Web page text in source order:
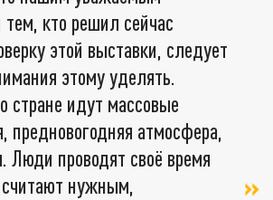
кто решил сейчас
этой выставки, следует
этому уделять.
стране идут массовые
предновогодняя атмосфера,
Люди проводят своё время
считают нужным,